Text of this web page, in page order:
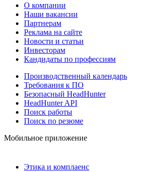
О компании
Наши вакансии
Партнерам
Реклама на сайте
Новости и статьи
Инвесторам
Кандидаты по профессиям
Производственный календарь
Требования к ПО
Безопасный HeadHunter
HeadHunter API
Поиск работы
Поиск по резюме
Мобильное приложение
Этика и комплаенс